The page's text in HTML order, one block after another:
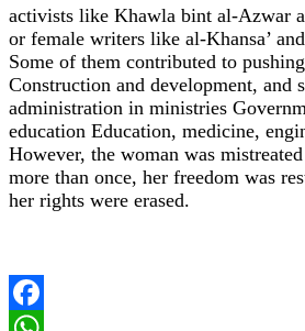
activists like Khawla bint al-Azwar
or female writers like al-Khansa’
Some of them contributed to
Construction and development, and
administration in ministries
education Education, medicine,
However, the woman was
more than once, her freedom was
her rights were erased.